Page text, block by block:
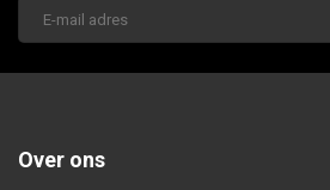
Over ons